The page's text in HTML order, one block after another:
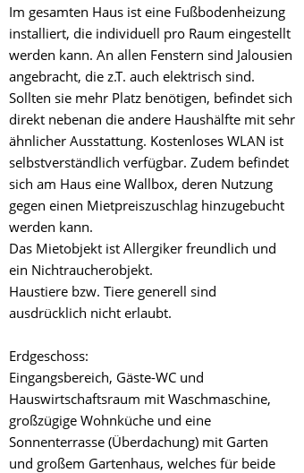
Im gesamten Haus ist eine Fußbodenheizung
installiert, die individuell pro Raum eingestellt
werden kann. An allen Fenstern sind Jalousien
angebracht, die z.T. auch elektrisch sind.
Sollten sie mehr Platz benötigen, befindet sich
direkt nebenan die andere Haushälfte mit sehr
ähnlicher Ausstattung. Kostenloses WLAN ist
selbstverständlich verfügbar. Zudem befindet
sich am Haus eine Wallbox, deren Nutzung
gegen einen Mietpreiszuschlag hinzugebucht
werden kann.
Das Mietobjekt ist Allergiker freundlich und
ein Nichtraucherobjekt.
Haustiere bzw. Tiere generell sind
ausdrücklich nicht erlaubt.
Erdgeschoss:
Eingangsbereich, Gäste-WC und
Hauswirtschaftsraum mit Waschmaschine,
großzügige Wohnküche und eine
Sonnenterrasse (Überdachung) mit Garten
und großem Gartenhaus, welches für beide